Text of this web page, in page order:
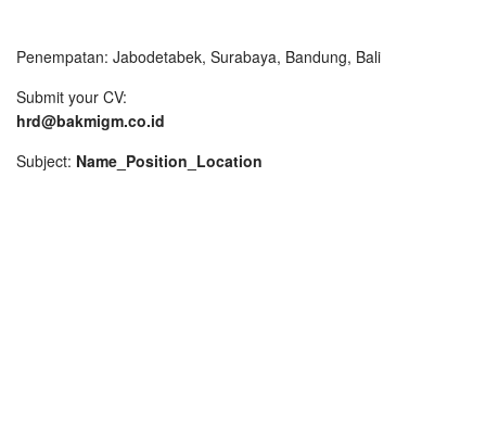
Penempatan: Jabodetabek, Surabaya, Bandung, Bali
Submit your CV:
hrd@bakmigm.co.id
Subject: Name_Position_Location